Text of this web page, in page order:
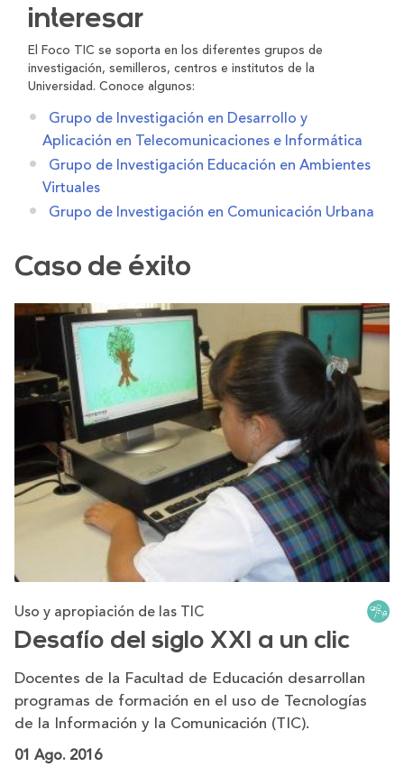
interesar
El Foco TIC se soporta en los diferentes grupos de
investigación, semilleros, centros e institutos de la
Universidad. Conoce algunos:
Grupo de Investigación en Desarrollo y
Aplicación en Telecomunicaciones e Informática
Grupo de Investigación Educación en Ambientes
Virtuales
Grupo de Investigación en Comunicación Urbana
Caso de éxito
Uso y apropiación de las TIC
Desafío del siglo XXI a un clic
Docentes de la Facultad de Educación desarrollan
programas de formación en el uso de Tecnologías
de la Información y la Comunicación (TIC).​
01 Ago. 2016